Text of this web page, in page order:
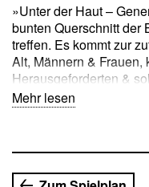
»Unter der Haut –
bunten Querschnitt der
treffen. Es kommt zur
Alt, Männern &
Herausgeforderten &
Arbeitslosen &
Familienmenschen &
wahrnehmen und
Mehr lesen